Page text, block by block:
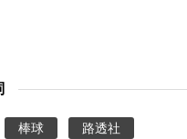
棒球 路透社